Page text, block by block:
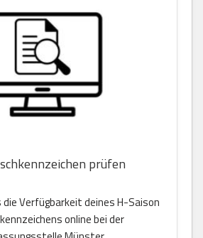
prüfen
Verfügbarkeit deines H-Saison
online bei der